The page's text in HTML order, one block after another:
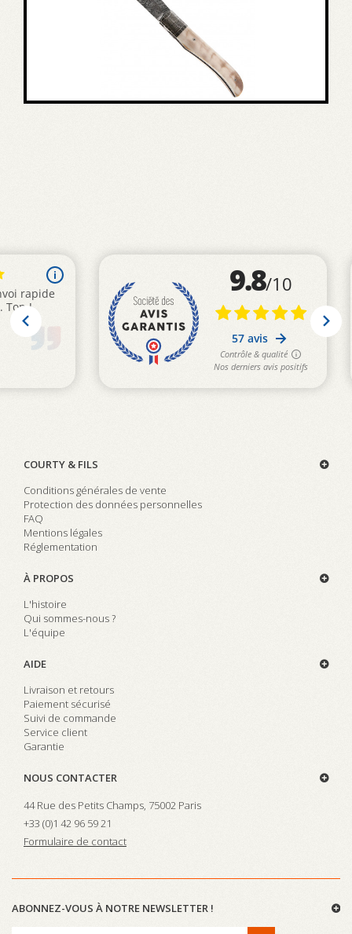
COURTY & FILS
Conditions générales de vente
Protection des données personnelles
FAQ
Mentions légales
Réglementation
À PROPOS
L'histoire
Qui sommes-nous ?
L'équipe
AIDE
Livraison et retours
Paiement sécurisé
Suivi de commande
Service client
Garantie
NOUS CONTACTER
44 Rue des Petits Champs, 75002 Paris
+33 (0)1 42 96 59 21
Formulaire de contact
ABONNEZ-VOUS À NOTRE NEWSLETTER !